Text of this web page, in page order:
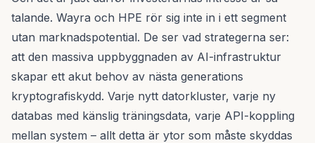
talande. Wayra och HPE rör sig inte in i ett segment
utan marknadspotential. De ser vad strategerna ser:
att den massiva uppbyggnaden av AI-infrastruktur
skapar ett akut behov av nästa generations
kryptografiskydd. Varje nytt datorkluster, varje ny
databas med känslig träningsdata, varje API-koppling
mellan system – allt detta är ytor som måste skyddas